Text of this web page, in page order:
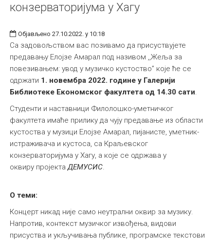
Издаваштво
Библиотека
Студенти
конзерваторијума у Хагу
Објављено 27.10.2022. у 10:18
Са задовољством вас позивамо да присуствујете
предавању Елојзе Амарал под називом ,,Жеља за
повезивањем: увод у музичко кустоство” које ће се
одржати 1. новембра 2022. године у Галерији
Библиотеке Економског факултета од 14.30 сати.
Студенти и наставници Филолошко-уметничког
факултета имаће прилику да чују предавање из области
кустоства у музици Елојзе Амарал, пијанисте, уметник-
истраживача и кустоса, са Краљевског
конзерваторијума у Хагу, а које се одржава у
оквиру пројектаДЕМУСИС.
О теми:
Концерт никад није само неутрални оквир за музику.
Напротив, контекст музичког извођења, видови
присуства и укључивања публике, програмске текстови